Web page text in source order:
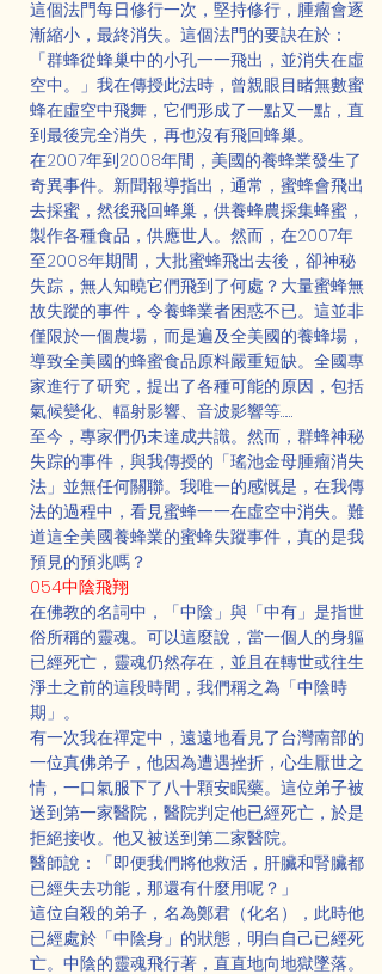
這個法門每日修行一次，堅持修行，腫瘤會逐
漸縮小，最終消失。這個法門的要訣在於：
「群蜂從蜂巢中的小孔一一飛出，並消失在虛
空中。」我在傳授此法時，曾親眼目睹無數蜜
蜂在虛空中飛舞，它們形成了一點又一點，直
到最後完全消失，再也沒有飛回蜂巢。
在2007年到2008年間，美國的養蜂業發生了
奇異事件。新聞報導指出，通常，蜜蜂會飛出
去採蜜，然後飛回蜂巢，供養蜂農採集蜂蜜，
製作各種食品，供應世人。然而，在2007年
至2008年期間，大批蜜蜂飛出去後，卻神秘
失踪，無人知曉它們飛到了何處？大量蜜蜂無
故失蹤的事件，令養蜂業者困惑不已。這並非
僅限於一個農場，而是遍及全美國的養蜂場，
導致全美國的蜂蜜食品原料嚴重短缺。全國專
家進行了研究，提出了各種可能的原因，包括
氣候變化、輻射影響、音波影響等……
至今，專家們仍未達成共識。然而，群蜂神秘
失踪的事件，與我傳授的「瑤池金母腫瘤消失
法」並無任何關聯。我唯一的感慨是，在我傳
法的過程中，看見蜜蜂一一在虛空中消失。難
道這全美國養蜂業的蜜蜂失蹤事件，真的是我
預見的預兆嗎？
054中陰飛翔
在佛教的名詞中，「中陰」與「中有」是指世
俗所稱的靈魂。可以這麼說，當一個人的身軀
已經死亡，靈魂仍然存在，並且在轉世或往生
淨土之前的這段時間，我們稱之為「中陰時
期」。
有一次我在禪定中，遠遠地看見了台灣南部的
一位真佛弟子，他因為遭遇挫折，心生厭世之
情，一口氣服下了八十顆安眠藥。這位弟子被
送到第一家醫院，醫院判定他已經死亡，於是
拒絕接收。他又被送到第二家醫院。
醫師說：「即便我們將他救活，肝臟和腎臟都
已經失去功能，那還有什麼用呢？」
這位自殺的弟子，名為鄭君（化名），此時他
已經處於「中陰身」的狀態，明白自己已經死
亡。中陰的靈魂飛行著，直直地向地獄墜落。